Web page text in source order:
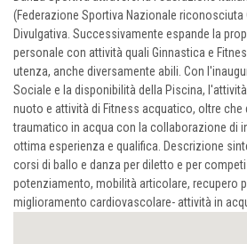
(Federazione Sportiva Nazionale riconosciuta
Divulgativa. Successivamente espande la
personale con attività quali Ginnastica e
utenza, anche diversamente abili. Con
Sociale e la disponibilità della Piscina,
nuoto e attività di Fitness acquatico, oltre
traumatico in acqua con la collaborazione di
ottima esperienza e qualifica. Descrizione
corsi di ballo e danza per diletto e per
potenziamento, mobilità articolare, recupero
miglioramento cardiovascolare- attività in